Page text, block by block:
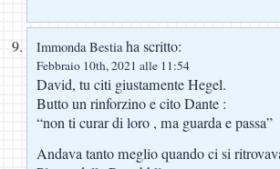
Immonda Bestiaha scritto:
Febbraio 10th, 2021 alle 11:54
David, tu citi giustamente Hegel.
Butto un rinforzino e cito Dante :
“non ti curar di loro , ma guarda e passa”
Andava tanto meglio quando ci si